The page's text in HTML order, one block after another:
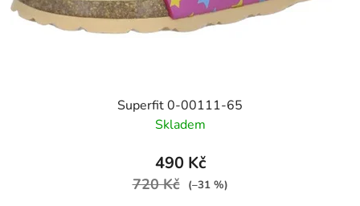
Superfit 0-00111-65
Skladem
490 Kč
720 Kč (–31 %)